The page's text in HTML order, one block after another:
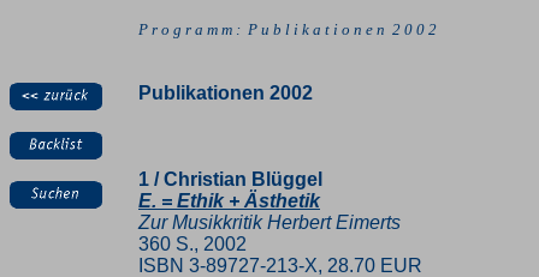
P r o g r a m m : P u b l i k a t i o n e n 2 0 0 2
Publikationen 2002
1 / Christian Blüggel
E. = Ethik + Ästhetik
Zur Musikkritik Herbert Eimerts
360 S., 2002
ISBN 3-89727-213-X, 28.70 EUR